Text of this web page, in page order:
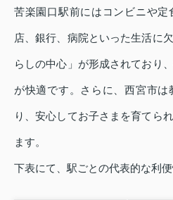
苦楽園口駅前にはコンビニや
店、銀行、病院といった生活に
らしの中心」が形成されており
が快適です。さらに、西宮市
り、安心してお子さまを育てら
ます。
下表にて、駅ごとの代表的な利便